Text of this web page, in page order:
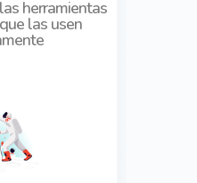
herramientas
las usen